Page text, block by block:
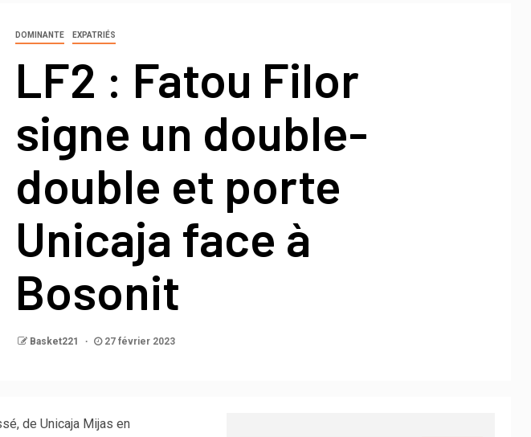
DOMINANTE EXPATRIÉS
LF2 : Fatou Filor
signe un double-
double et porte
Unicaja face à
Bosonit
Basket221 27 février 2023
de Unicaja Mijas en